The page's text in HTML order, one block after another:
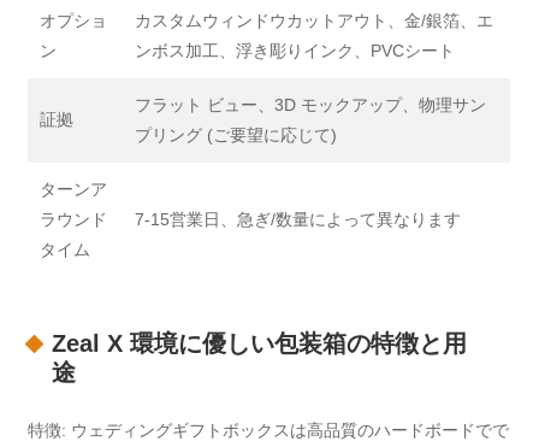
オプショ
ン
カスタムウィンドウカットアウト、金/銀箔、エ
ンボス加工、浮き彫りインク、PVCシート
証拠
フラット ビュー、3D モックアップ、物理サン
プリング (ご要望に応じて)
ターンア
ラウンド
タイム
7-15営業日、急ぎ/数量によって異なります
Zeal X 環境に優しい包装箱の特徴と用
途
特徴: ウェディングギフトボックスは高品質のハードボードでで